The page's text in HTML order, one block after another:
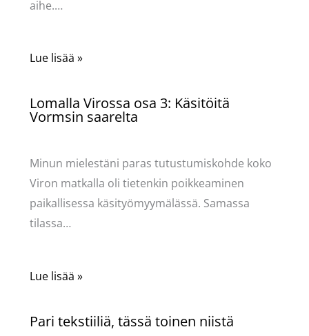
aihe.…
Lue lisää »
Lomalla Virossa osa 3: Käsitöitä
Vormsin saarelta
Minun mielestäni paras tutustumiskohde koko
Viron matkalla oli tietenkin poikkeaminen
paikallisessa käsityömyymälässä. Samassa
tilassa…
Lue lisää »
Pari tekstiiliä, tässä toinen niistä